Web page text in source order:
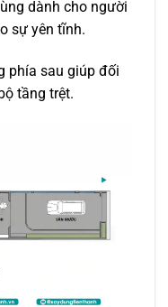
dành cho người
sự yên tĩnh.
phía sau giúp đối
tầng trệt.